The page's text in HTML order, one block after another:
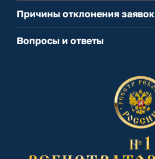
Причины отклонения заявок
Вопросы и ответы